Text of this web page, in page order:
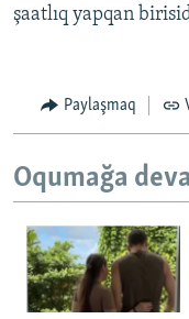
şaatlıq yapqan
Paylaşmaq
Oqumağa